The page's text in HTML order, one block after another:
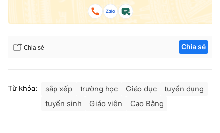
Chia sẻ Chia sẻ
Từ khóa: sắp xếp trường học Giáo dục
tuyển dụng
tuyển sinh
Giáo viên Cao Bằng